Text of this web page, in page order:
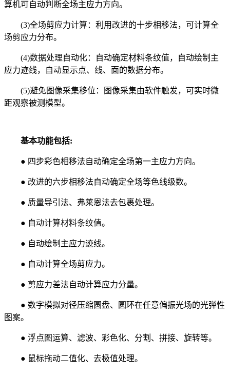
算机可自动判断全场主应力方向。
(3)全场剪应力计算：利用改进的十步相移法，可计算全
场剪应力分布。
(4)数据处理自动化：自动确定材料条纹值，自动绘制主
应力迹线，自动显示点、线、面的数据分布。
(5)避免图像采集移位：图像采集由软件触发，可实时微
距观察被测模型。
基本功能包括:
● 四步彩色相移法自动确定全场第一主应力方向。
● 改进的六步相移法自动确定全场等色线级数。
● 质量导引法、弗莱恩法去包裹处理。
● 自动计算材料条纹值。
● 自动绘制主应力迹线。
● 自动计算全场剪应力。
● 剪应力差法自动计算应力分量。
● 数字模拟对径压缩圆盘、圆环在任意偏振光场的光弹性
图案。
● 浮点图运算、滤波、彩色化、分割、拼接、旋转等。
● 鼠标拖动二值化、去极值处理。